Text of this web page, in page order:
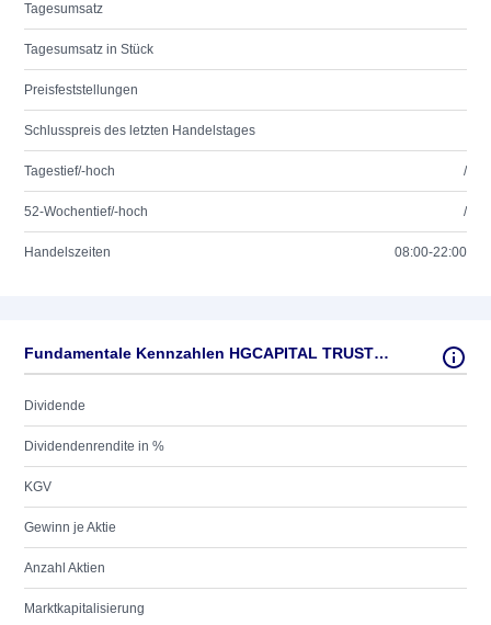
Tagesumsatz
Tagesumsatz in Stück
Preisfeststellungen
Schlusspreis des letzten Handelstages
Tagestief/-hoch /
52-Wochentief/-hoch /
Handelszeiten 08:00-22:00
Fundamentale Kennzahlen HGCAPITAL TRUST LS-,025
Dividende
Dividendenrendite in %
KGV
Gewinn je Aktie
Anzahl Aktien
Marktkapitalisierung